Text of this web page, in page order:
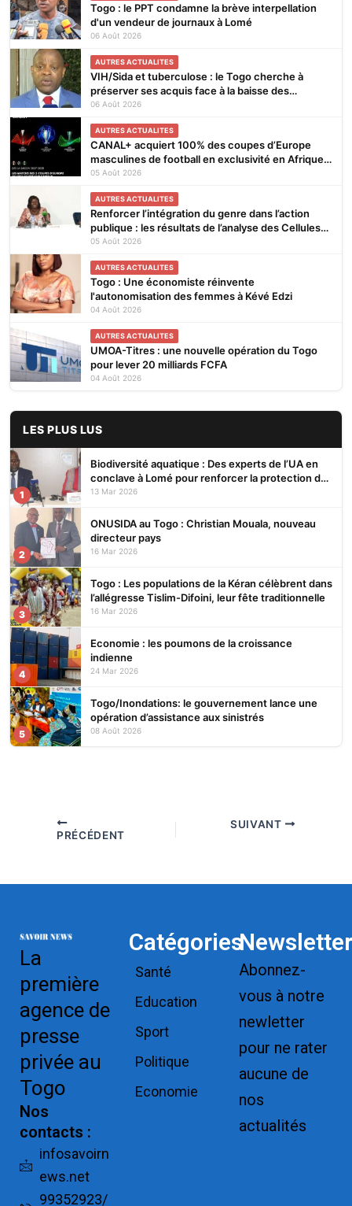
Togo : le PPT condamne la brève interpellation
d'un vendeur de journaux à Lomé
06 Août 2026
AUTRES ACTUALITES
VIH/Sida et tuberculose : le Togo cherche à
préserver ses acquis face à la baisse des
financements
06 Août 2026
AUTRES ACTUALITES
CANAL+ acquiert 100% des coupes d’Europe
masculines de football en exclusivité en Afrique
subsaharienne pour 4 saisons jusqu’en 2031
05 Août 2026
AUTRES ACTUALITES
Renforcer l’intégration du genre dans l’action
publique : les résultats de l’analyse des Cellules
Focales Genre restitués à Lomé
05 Août 2026
AUTRES ACTUALITES
Togo : Une économiste réinvente
l'autonomisation des femmes à Kévé Edzi
04 Août 2026
AUTRES ACTUALITES
UMOA-Titres : une nouvelle opération du Togo
pour lever 20 milliards FCFA
04 Août 2026
LES PLUS LUS
1
Biodiversité aquatique : Des experts de l’UA en
conclave à Lomé pour renforcer la protection des
écosystèmes
13 Mar 2026
2
ONUSIDA au Togo : Christian Mouala, nouveau
directeur pays
16 Mar 2026
3
Togo : Les populations de la Kéran célèbrent dans
l’allégresse Tislim-Difoini, leur fête traditionnelle
16 Mar 2026
4
Economie : les poumons de la croissance
indienne
24 Mar 2026
5
Togo/Inondations: le gouvernement lance une
opération d’assistance aux sinistrés
08 Août 2026
PRÉCÉDENT
SUIVANT
La
première
agence de
presse
privée au
Togo
Nos
contacts :
infosavoirn
ews.net
99352923/
Catégories
Santé
Education
Sport
Politique
Economie
Newsletter
Abonnez-
vous à notre
newletter
pour ne rater
aucune de
nos
actualités